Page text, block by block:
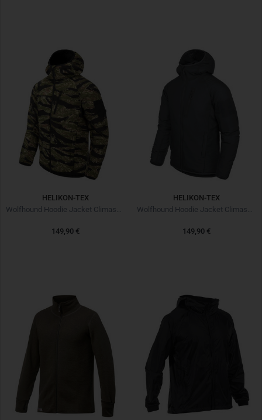
HELIKON-TEX
Wolfhound Hoodie Jacket Climashield Tiger Stripe
149,90 €
HELIKON-TEX
Wolfhound Hoodie Jacket Climashield Shadow Grey
149,90 €